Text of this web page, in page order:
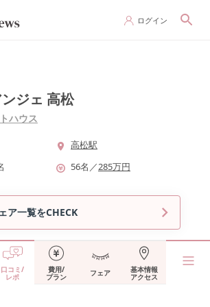
ログイン
ジェ 高松
ハウス
高松駅
56名 ／285万円
ア一覧をCHECK
口コミ/
レポ
費用/
プラン フェア 基本情報
アクセス